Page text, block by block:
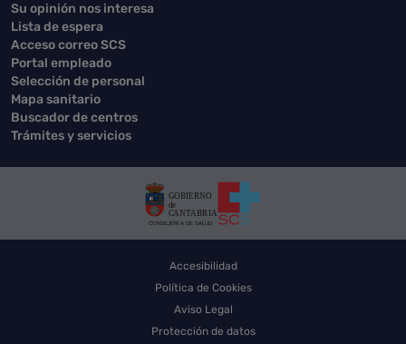
Su opinión nos interesa
Lista de espera
Acceso correo SCS
Portal empleado
Selección de personal
Mapa sanitario
Buscador de centros
Trámites y servicios
Accesibilidad
Política de Cookies
Aviso Legal
Protección de datos